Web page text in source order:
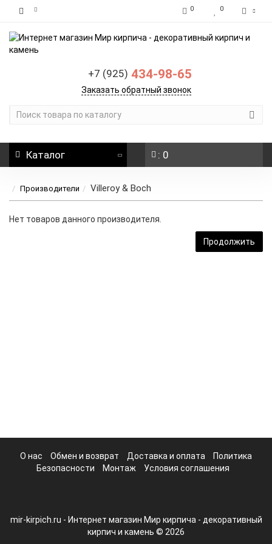
0 0
+7 (925) 434-98-65
Заказать обратный звонок
Каталог : 0
Производители Villeroy & Boch
Нет товаров данного производителя.
Продолжить
О нас Обмен и возврат Доставка и оплата
Политика
Безопасности
Монтаж Условия соглашения
mir-kirpich.ru - Интернет магазин Мир кирпича - декоративный
кирпич и камень © 2026